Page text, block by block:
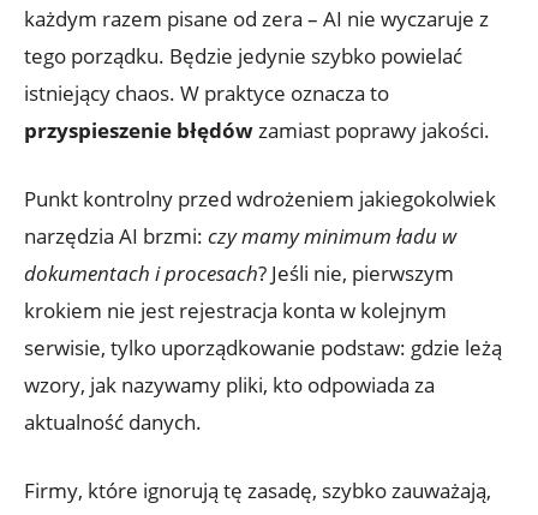
każdym razem pisane od zera – AI nie wyczaruje z
tego porządku. Będzie jedynie szybko powielać
istniejący chaos. W praktyce oznacza to
przyspieszenie błędówzamiast poprawy jakości.
Punkt kontrolny przed wdrożeniem jakiegokolwiek
narzędzia AI brzmi: czy mamy minimum ładu w
dokumentach i procesach? Jeśli nie, pierwszym
krokiem nie jest rejestracja konta w kolejnym
serwisie, tylko uporządkowanie podstaw: gdzie leżą
wzory, jak nazywamy pliki, kto odpowiada za
aktualność danych.
Firmy, które ignorują tę zasadę, szybko zauważają,